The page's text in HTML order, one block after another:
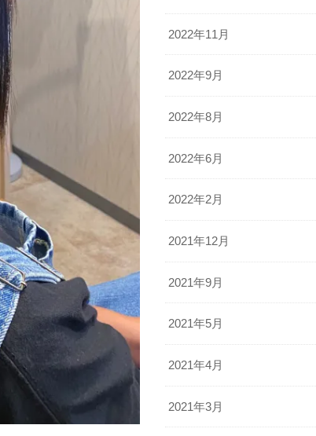
2022年11月
2022年9月
2022年8月
2022年6月
2022年2月
2021年12月
2021年9月
2021年5月
2021年4月
2021年3月